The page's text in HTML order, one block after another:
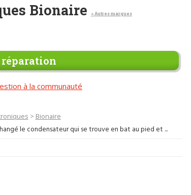
Bionaire < Autres marques
réparation
à la communauté
> Bionaire
le condensateur qui se trouve en bat au pied et ...